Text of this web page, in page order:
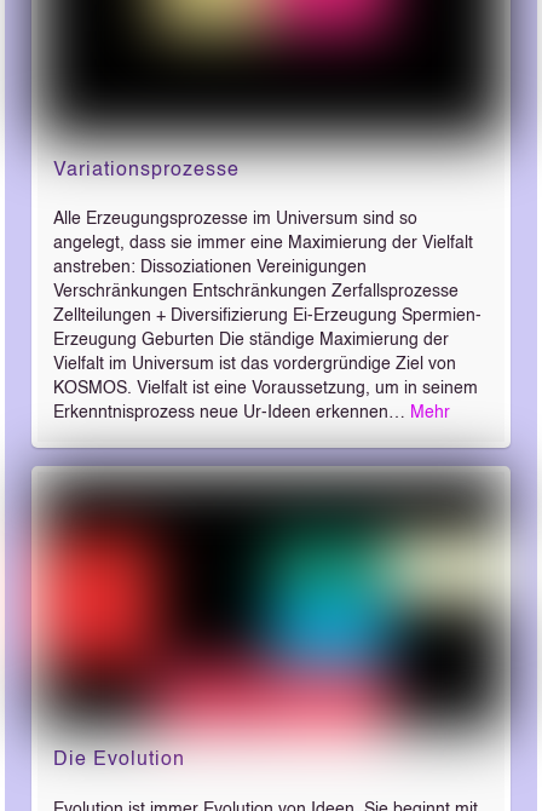
Variationsprozesse
Alle Erzeugungsprozesse im Universum sind so
angelegt, dass sie immer eine Maximierung der Vielfalt
anstreben: Dissoziationen Vereinigungen
Verschränkungen Entschränkungen Zerfallsprozesse
Zellteilungen + Diversifizierung Ei-Erzeugung Spermien-
Erzeugung Geburten Die ständige Maximierung der
Vielfalt im Universum ist das vordergründige Ziel von
KOSMOS. Vielfalt ist eine Voraussetzung, um in seinem
Erkenntnisprozess neue Ur-Ideen erkennen… Mehr
Die Evolution